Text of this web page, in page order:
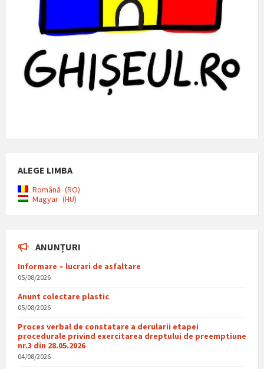
ALEGE LIMBA
Română
RO
Magyar
HU
ANUNȚURI
Informare – lucrari de asfaltare
05/08/2026
Anunt colectare plastic
05/08/2026
Proces verbal de constatare a derularii etapei
procedurale privind exercitarea dreptului de preemptiune
nr.3 din 28.05.2026
04/08/2026